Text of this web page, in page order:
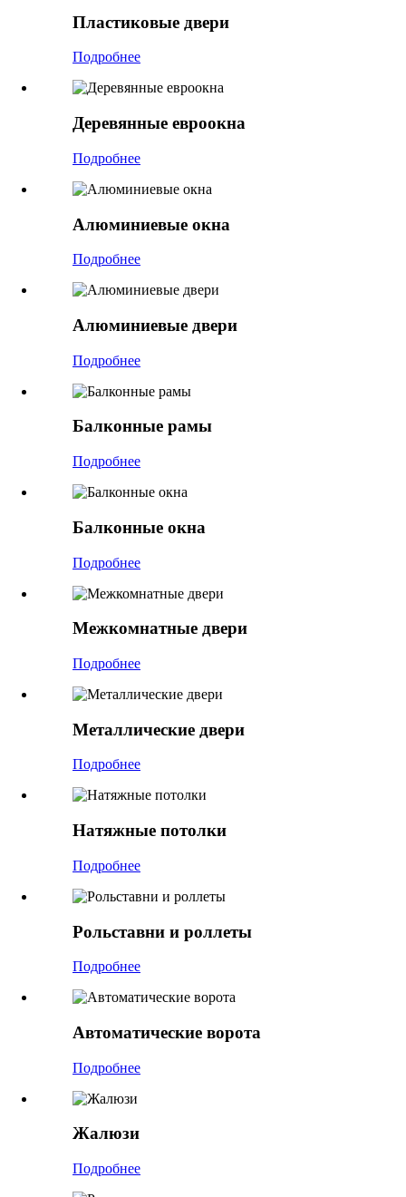
Пластиковые двери
Подробнее
Деревянные евроокна
Подробнее
Алюминиевые окна
Подробнее
Алюминиевые двери
Подробнее
Балконные рамы
Подробнее
Балконные окна
Подробнее
Межкомнатные двери
Подробнее
Металлические двери
Подробнее
Натяжные потолки
Подробнее
Рольставни и роллеты
Подробнее
Автоматические ворота
Подробнее
Жалюзи
Подробнее